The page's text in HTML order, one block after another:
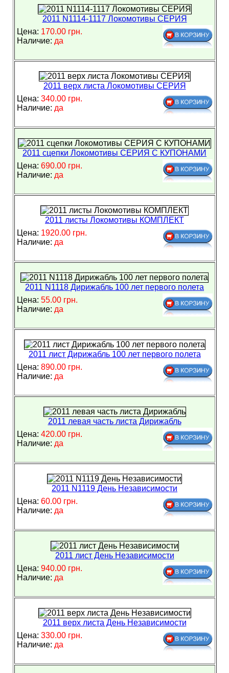
2011 N1114-1117 Локомотивы СЕРИЯ
Цена: 170.00 грн.
Наличие: да
2011 верх листа Локомотивы СЕРИЯ
Цена: 340.00 грн.
Наличие: да
2011 сцепки Локомотивы СЕРИЯ С КУПОНАМИ
Цена: 690.00 грн.
Наличие: да
2011 листы Локомотивы КОМПЛЕКТ
Цена: 1920.00 грн.
Наличие: да
2011 N1118 Дирижабль 100 лет первого полета
Цена: 55.00 грн.
Наличие: да
2011 лист Дирижабль 100 лет первого полета
Цена: 890.00 грн.
Наличие: да
2011 левая часть листа Дирижабль
Цена: 420.00 грн.
Наличие: да
2011 N1119 День Независимости
Цена: 60.00 грн.
Наличие: да
2011 лист День Независимости
Цена: 940.00 грн.
Наличие: да
2011 верх листа День Независимости
Цена: 330.00 грн.
Наличие: да